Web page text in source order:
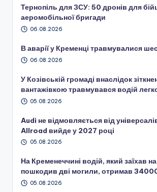
Тернопіль для ЗСУ: 50 дронів для
аеромобільної бригади
06.08.2026
В аварії у Кременці травмувалися
06.08.2026
У Козівській громаді внаслідок
вантажівкою травмувався водій
05.08.2026
Audi не відмовляється від
Allroad вийде у 2027 році
05.08.2026
На Кременеччині водій, який заїхав
пошкодив дві могили, отримав
05.08.2026